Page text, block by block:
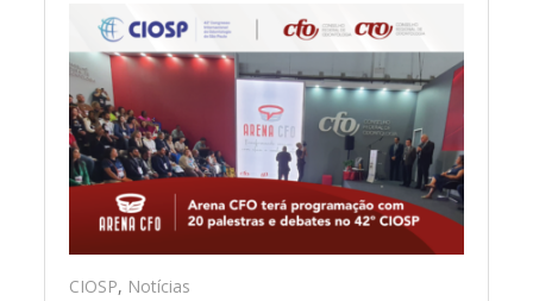
CIOSP, Notícias